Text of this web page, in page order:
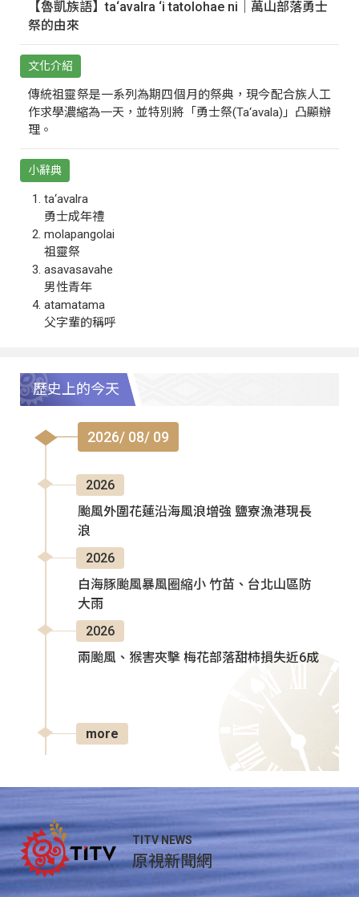
【魯凱族語】ta‘avalra ‘i tatolohae ni｜萬山部落勇士
祭的由來
文化介紹
傳統祖靈祭是一系列為期四個月的祭典，現今配合族人工
作求學濃縮為一天，並特別將「勇士祭(Ta‘avala)」凸顯辦
理。
小辭典
ta‘avalra
勇士成年禮
molapangolai
祖靈祭
asavasavahe
男性青年
atamatama
父字輩的稱呼
歷史上的今天
2026/ 08/ 09
2026
颱風外圍花蓮沿海風浪增強 鹽寮漁港現長
浪
2026
白海豚颱風暴風圈縮小 竹苗、台北山區防
大雨
2026
兩颱風、猴害夾擊 梅花部落甜柿損失近6成
more
TITV NEWS
原視新聞網